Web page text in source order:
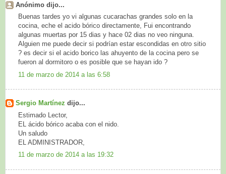
Anónimo dijo...
Buenas tardes yo vi algunas cucarachas grandes solo en la
cocina, eche el acido bórico directamente, Fui encontrando
algunas muertas por 15 dias y hace 02 dias no veo ninguna.
Alguien me puede decir si podrían estar escondidas en otro sitio
? es decir si el acido borico las ahuyento de la cocina pero se
fueron al dormitoro o es posible que se hayan ido ?
11 de marzo de 2014 a las 6:58
Sergio Martínez dijo...
Estimado Lector,
EL ácido bórico acaba con el nido.
Un saludo
EL ADMINISTRADOR,
11 de marzo de 2014 a las 19:32